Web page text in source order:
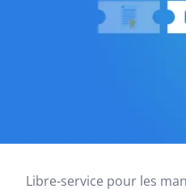
Libre-service pour les